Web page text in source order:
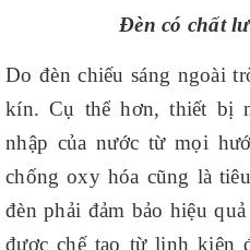
Đèn có chất
Do đèn chiếu sáng ngoài
kín. Cụ thể hơn, thiết bị
nhập của nước từ mọi
chống oxy hóa cũng là
đèn phải đảm bảo hiệu
được chế tạo từ linh kiện